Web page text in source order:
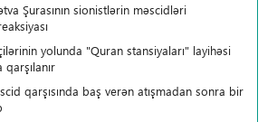
Şurasının sionistlərin məscidləri
yolunda "Quran stansiyaları" layihəsi
qarşısında baş verən atışmadan sonra bir